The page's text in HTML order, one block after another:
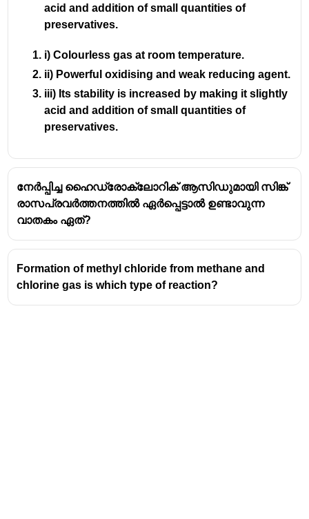
(Exothermic reactions):
താപനില
കൂടുമ്പോൾ K യുടെ മൂല്യം കുറയുന്നു
ഭാഗത്തേക്ക് നീങ്ങുന്നു).
താപാഗിരണ പ്രവർത്തനങ്ങളിൽ
(Endothermic reactions): താപനില
കൂടുമ്പോൾ K യുടെ മൂല്യം കൂടുന്നു
(സന്തുലിതാവസ്ഥ ഉൽപ്പന്നങ്ങളുടെ
വാന്റ് ഹോഫ് സമവാക്യം (van't Hoff
equation) ഈ ബന്ധം ഗണിതപരമായി
വിശദീകരിക്കുന്നു.
acid and addition of small quantities of
preservatives.
i) Colourless gas at room temperature.
ii) Powerful oxidising and weak reducing agent.
iii) Its stability is increased by making it slightly
acid and addition of small quantities of
preservatives.
നേർപ്പിച്ച ഹൈഡ്രോക്ലോറിക് ആസിഡുമായി സിങ്ക്
രാസപ്രവർത്തനത്തിൽ ഏർപ്പെട്ടാൽ ഉണ്ടാവുന്ന
വാതകം ഏത്?
Formation of methyl chloride from methane and
chlorine gas is which type of reaction?